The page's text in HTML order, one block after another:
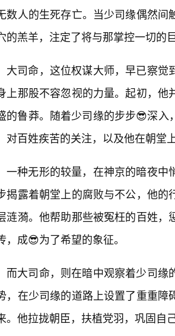
数人的生死存亡。当少司缘偶然
的羔羊，注定了将与那掌控一切的
大司命，这位权谋大师，早已察
上那股不容忽视的力量。起初，
的鲁莽。随着少司缘的步步😎深
对百姓疾苦的关注，以及他在朝堂
一种无形的较量，在神京的暗夜中
揭露着朝堂上的腐败与不公，他
涟漪。他帮助那些被冤枉的百姓
，成😎为了希望的象征。
而大司命，则在暗中观察着少司
，在少司缘的道路上设置了重重
。他拉拢朝臣，扶植党羽，巩固自